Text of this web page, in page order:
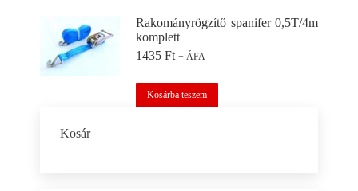
Rakományrögzítő spanifer 0,5T/4m
komplett
1435 Ft + ÁFA
Kosárba teszem
Kosár